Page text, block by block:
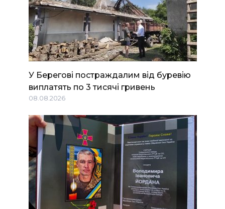
У Берегові постраждалим від буревію
виплатять по 3 тисячі гривень
08.08.2026